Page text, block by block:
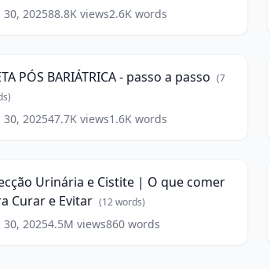
(8
30, 202588.8K views2.6K words
(
PÓS BARIÁTRICA - passo a passo (7
30, 202547.7K views1.6K words
Urinária e Cistite | O que comer
Curar e Evitar (12words)
30, 20254.5M views860 words